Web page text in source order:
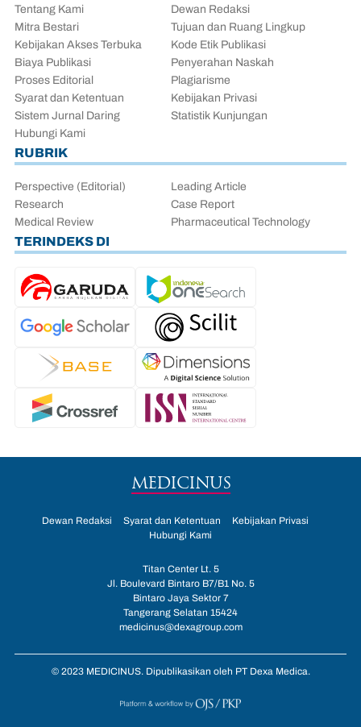
Tentang Kami
Dewan Redaksi
Mitra Bestari
Tujuan dan Ruang Lingkup
Kebijakan Akses Terbuka
Kode Etik Publikasi
Biaya Publikasi
Penyerahan Naskah
Proses Editorial
Plagiarisme
Syarat dan Ketentuan
Kebijakan Privasi
Sistem Jurnal Daring
Statistik Kunjungan
Hubungi Kami
RUBRIK
Perspective (Editorial)
Leading Article
Research
Case Report
Medical Review
Pharmaceutical Technology
TERINDEKS DI
MEDICINUS
Dewan Redaksi Syarat dan Ketentuan
Kebijakan Privasi
Hubungi Kami
Titan Center Lt. 5
Jl. Boulevard Bintaro B7/B1 No. 5
Bintaro Jaya Sektor 7
Tangerang Selatan 15424
medicinus@dexagroup.com
© 2023 MEDICINUS. Dipublikasikan oleh PT Dexa Medica.